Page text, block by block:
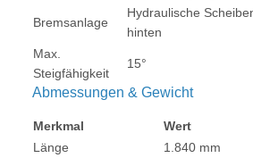
Bremsanlage
Hydraulische
hinten
Max.
Steigfähigkeit
15°
Abmessungen & Gewicht
Merkmal
Wert
Länge
1.840 mm